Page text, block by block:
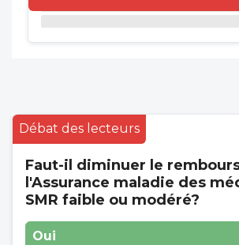
Débat des lecteurs
Faut-il diminuer le
l'Assurance maladie des
SMR faible ou modéré?
Oui